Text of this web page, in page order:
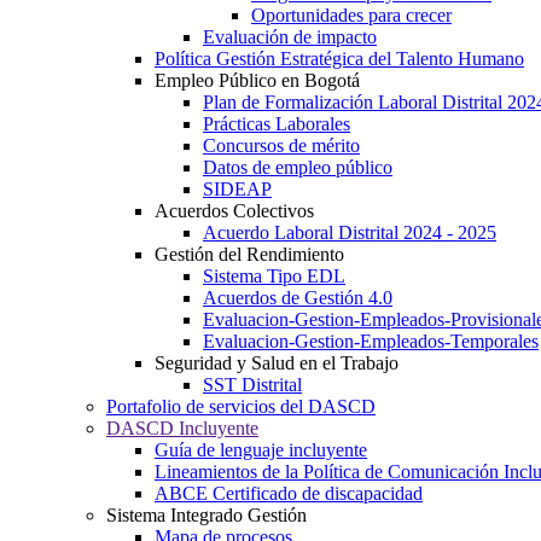
Oportunidades para crecer
Evaluación de impacto
Política Gestión Estratégica del Talento Humano
Empleo Público en Bogotá
Plan de Formalización Laboral Distrital
Prácticas Laborales
Concursos de mérito
Datos de empleo público
SIDEAP
Acuerdos Colectivos
Acuerdo Laboral Distrital 2024 - 2025
Gestión del Rendimiento
Sistema Tipo EDL
Acuerdos de Gestión 4.0
Evaluacion-Gestion-Empleados-
Evaluacion-Gestion-Empleados-Temporales
Seguridad y Salud en el Trabajo
SST Distrital
Portafolio de servicios del DASCD
DASCD Incluyente
Guía de lenguaje incluyente
Lineamientos de la Política de Comunicación
ABCE Certificado de discapacidad
Sistema Integrado Gestión
Mapa de procesos